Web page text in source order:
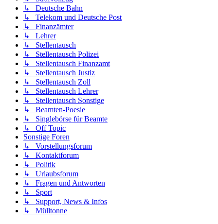
↳ Deutsche Bahn
↳ Telekom und Deutsche Post
↳ Finanzämter
↳ Lehrer
↳ Stellentausch
↳ Stellentausch Polizei
↳ Stellentausch Finanzamt
↳ Stellentausch Justiz
↳ Stellentausch Zoll
↳ Stellentausch Lehrer
↳ Stellentausch Sonstige
↳ Beamten-Poesie
↳ Singlebörse für Beamte
↳ Off Topic
Sonstige Foren
↳ Vorstellungsforum
↳ Kontaktforum
↳ Politik
↳ Urlaubsforum
↳ Fragen und Antworten
↳ Sport
↳ Support, News & Infos
↳ Mülltonne